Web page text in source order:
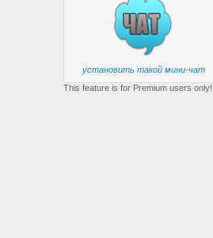
установить такой мини-чат
This feature is for Premium users only!